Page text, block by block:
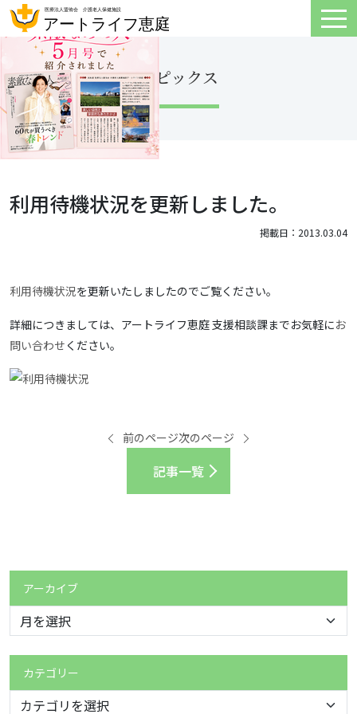
トピックス
利用待機状況を更新しました。
掲載日：2013.03.04
利用待機状況を更新いたしましたのでご覧ください。
詳細につきましては、アートライフ恵庭 支援相談課までお気軽にお
問い合わせ ください。
前のページ
記事一覧
次のページ
アーカイブ
カテゴリー